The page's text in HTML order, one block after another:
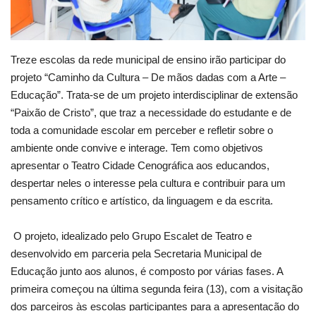
Treze escolas da rede municipal de ensino irão participar do
projeto “Caminho da Cultura – De mãos dadas com a Arte –
Educação”. Trata-se de um projeto interdisciplinar de extensão
“Paixão de Cristo”, que traz a necessidade do estudante e de
toda a comunidade escolar em perceber e refletir sobre o
ambiente onde convive e interage. Tem como objetivos
apresentar o Teatro Cidade Cenográfica aos educandos,
despertar neles o interesse pela cultura e contribuir para um
pensamento crítico e artístico, da linguagem e da escrita.
O projeto, idealizado pelo Grupo Escalet de Teatro e
desenvolvido em parceria pela Secretaria Municipal de
Educação junto aos alunos, é composto por várias fases. A
primeira começou na última segunda feira (13), com a visitação
dos parceiros às escolas participantes para a apresentação do